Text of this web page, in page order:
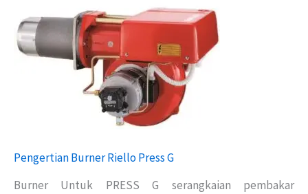
Pengertian Burner Riello Press G
Burner Untuk PRESS G serangkaian pembakar